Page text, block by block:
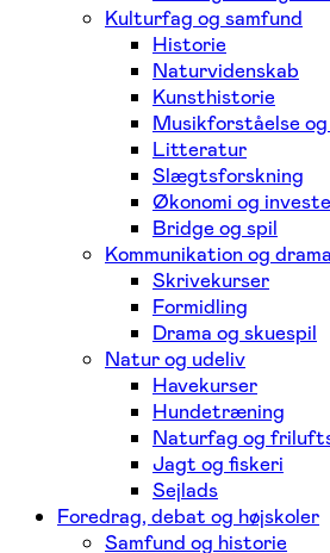
Kulturfag og samfund
Historie
Naturvidenskab
Kunsthistorie
Musikforståelse
Litteratur
Slægtsforskning
Økonomi og
Bridge og spil
Kommunikation og drama
Skrivekurser
Formidling
Drama og skuespil
Natur og udeliv
Havekurser
Hundetræning
Naturfag og
Jagt og fiskeri
Sejlads
Foredrag, debat og højskoler
Samfund og historie